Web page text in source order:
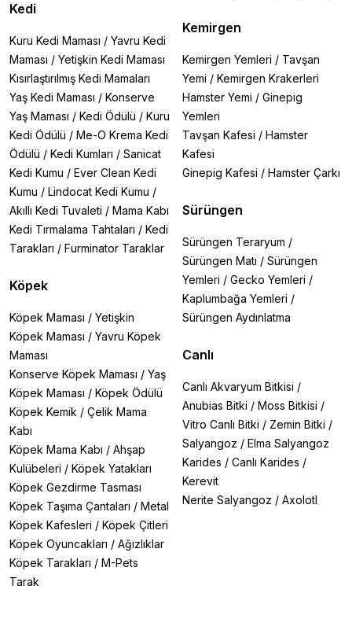
Kedi
Kuru Kedi Maması / Yavru Kedi
Maması / Yetişkin Kedi Maması
Kısırlaştırılmış Kedi Mamaları
Yaş Kedi Maması / Konserve
Yaş Maması / Kedi Ödülü / Kuru
Kedi Ödülü / Me-O Krema Kedi
Ödülü / Kedi Kumları / Sanicat
Kedi Kumu / Ever Clean Kedi
Kumu / Lindocat Kedi Kumu /
Akıllı Kedi Tuvaleti / Mama Kabı
Kedi Tırmalama Tahtaları / Kedi
Tarakları / Furminator Taraklar
Köpek
Köpek Maması / Yetişkin
Köpek Maması / Yavru Köpek
Maması
Konserve Köpek Maması / Yaş
Köpek Maması / Köpek Ödülü
Köpek Kemik / Çelik Mama
Kabı
Köpek Mama Kabı / Ahşap
Kulübeleri / Köpek Yatakları
Köpek Gezdirme Tasması
Köpek Taşıma Çantaları / Metal
Köpek Kafesleri / Köpek Çitleri
Köpek Oyuncakları / Ağızlıklar
Köpek Tarakları / M-Pets
Tarak
Kemirgen
Kemirgen Yemleri / Tavşan
Yemi / Kemirgen Krakerleri
Hamster Yemi / Ginepig
Yemleri
Tavşan Kafesi / Hamster
Kafesi
Ginepig Kafesi / Hamster Çarkı
Sürüngen
Sürüngen Teraryum /
Sürüngen Matı / Sürüngen
Yemleri / Gecko Yemleri /
Kaplumbağa Yemleri /
Sürüngen Aydınlatma
Canlı
Canlı Akvaryum Bitkisi /
Anubias Bitki / Moss Bitkisi /
Vitro Canlı Bitki / Zemin Bitki /
Salyangoz / Elma Salyangoz
Karides / Canlı Karides /
Kerevit
Nerite Salyangoz / Axolotl